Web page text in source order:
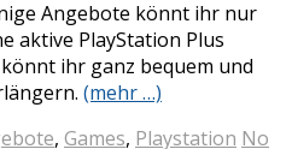
Angebote könnt ihr nur
aktive PlayStation Plus
ihr ganz bequem und
(mehr …)
, Games, Playstation No